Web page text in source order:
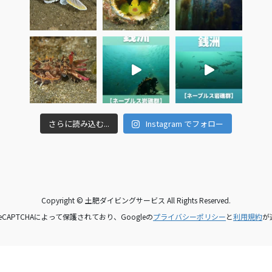
さらに読み込む... Instagram でフォロー
Copyright © 土肥ダイビングサービス All Rights Reserved.
によって保護されており、Googleのプライバシーポリシーと利用規約が